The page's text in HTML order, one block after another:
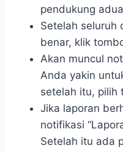
pendukung
Setelah seluruh
benar, klik
Akan muncul
Anda yakin
setelah itu, pilih
Jika laporan
notifikasi
Setelah itu ada